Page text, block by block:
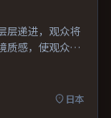
层递进，观众将
质感，使观众更
日本